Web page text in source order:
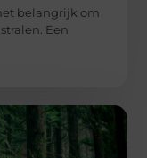
belangrijk om
Een